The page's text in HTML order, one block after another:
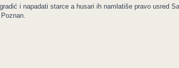
i napadati starce a husari ih namlatiše pravo usred